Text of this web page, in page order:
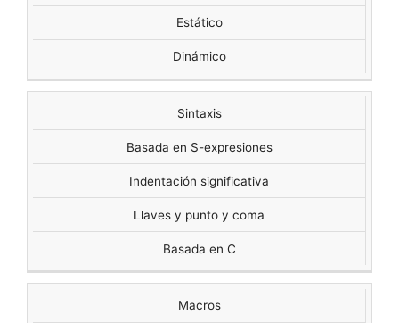
Estático
Dinámico
Sintaxis
Basada en S-expresiones
Indentación significativa
Llaves y punto y coma
Basada en C
Macros